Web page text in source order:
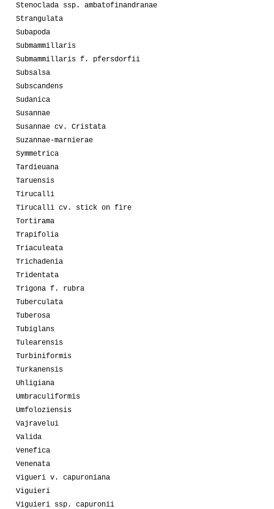
Stenoclada ssp. ambatofinandranae
Strangulata
Subapoda
Submammillaris
Submammillaris f. pfersdorfii
Subsalsa
Subscandens
Sudanica
Susannae
Susannae cv. Cristata
Suzannae-marnierae
Symmetrica
Tardieuana
Taruensis
Tirucalli
Tirucalli cv. stick on fire
Tortirama
Trapifolia
Triaculeata
Trichadenia
Tridentata
Trigona f. rubra
Tuberculata
Tuberosa
Tubiglans
Tulearensis
Turbiniformis
Turkanensis
Uhligiana
Umbraculiformis
Umfoloziensis
Vajravelui
Valida
Venefica
Venenata
Vigueri v. capuroniana
Viguieri
Viguieri ssp. capuronii